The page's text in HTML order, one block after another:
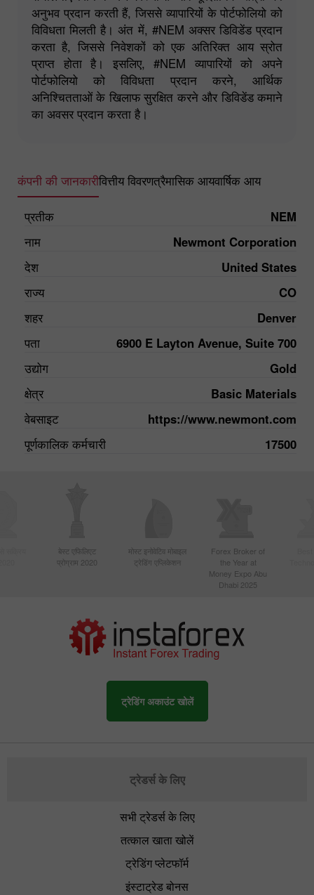
अनुभव प्रदान करती हैं, जिससे व्यापारियों के पोर्टफोलियो को
विविधता मिलती है। अंत में, #NEM अक्सर डिविडेंड प्रदान
करता है, जिससे निवेशकों को एक अतिरिक्त आय स्रोत
प्राप्त होता है। इसलिए, #NEM व्यापारियों को अपने
पोर्टफोलियो को विविधता प्रदान करने, आर्थिक
अनिश्चितताओं के खिलाफ सुरक्षित करने और डिविडेंड कमाने
का अवसर प्रदान करता है।
कंपनी की जानकारीवित्तीय विवरणत्रैमासिक आयवार्षिक आय
प्रतीक
NEM
नाम
Newmont Corporation
देश
United States
राज्य
CO
शहर
Denver
पता
6900 E Layton Avenue, Suite 700
उद्योग
Gold
क्षेत्र
Basic Materials
वेबसाइट
https://www.newmont.com
पूर्णकालिक कर्मचारी
17500
बेस्ट एफिलिएट
प्रोग्राम 2020
मोस्ट इनोवेटिव मोबाइल
ट्रेडिंग एप्लिकेशन
Forex Broker of
the Year at
Money Expo Abu
Dhabi 2025
ट्रेडिंग अकाउंट खोलें
ट्रेडर्स के लिए
सभी ट्रेडर्स के लिए
तत्काल खाता खोलें
ट्रेडिंग प्लेटफॉर्म
इंस्टाट्रेड बोनस